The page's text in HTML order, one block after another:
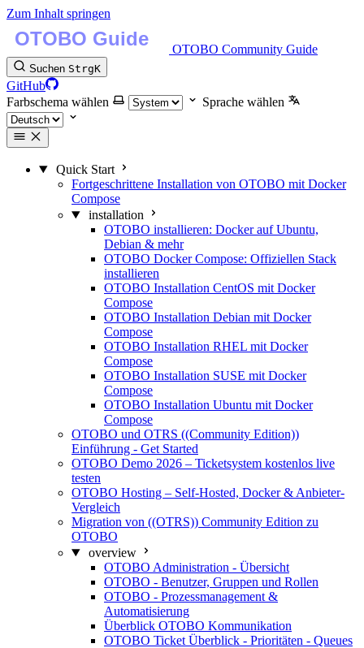
Zum Inhalt springen
OTOBO Community Guide
Suchen StrgK
GitHub
Farbschema wählen
Sprache wählen
Quick Start
Fortgeschrittene Installation von OTOBO mit Docker
Compose
installation
OTOBO installieren: Docker auf Ubuntu,
Debian & mehr
OTOBO Docker Compose: Offiziellen Stack
installieren
OTOBO Installation CentOS mit Docker
Compose
OTOBO Installation Debian mit Docker
Compose
OTOBO Installation RHEL mit Docker
Compose
OTOBO Installation SUSE mit Docker
Compose
OTOBO Installation Ubuntu mit Docker
Compose
OTOBO und OTRS ((Community Edition))
Einführung - Get Started
OTOBO Demo 2026 – Ticketsystem kostenlos live
testen
OTOBO Hosting – Self-Hosted, Docker & Anbieter-
Vergleich
Migration von ((OTRS)) Community Edition zu
OTOBO
overview
OTOBO Administration - Übersicht
OTOBO - Benutzer, Gruppen und Rollen
OTOBO - Prozessmanagement &
Automatisierung
Überblick OTOBO Kommunikation
OTOBO Ticket Überblick - Prioritäten - Queues